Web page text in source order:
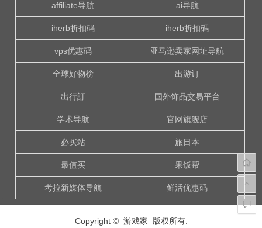
affiliate导航 ai导航
iherb折扣码 iherb折扣碼
vps优惠码 亚马逊卖家网址导航
全球好物榜 出游订
出行訂 国外饰品交易平台
学术导航 官网旗舰店
必买站 旅日本
最值买 果饭帮
考拉新媒体导航 鲜活优惠码
Copyright © 游戏家 版权所有.